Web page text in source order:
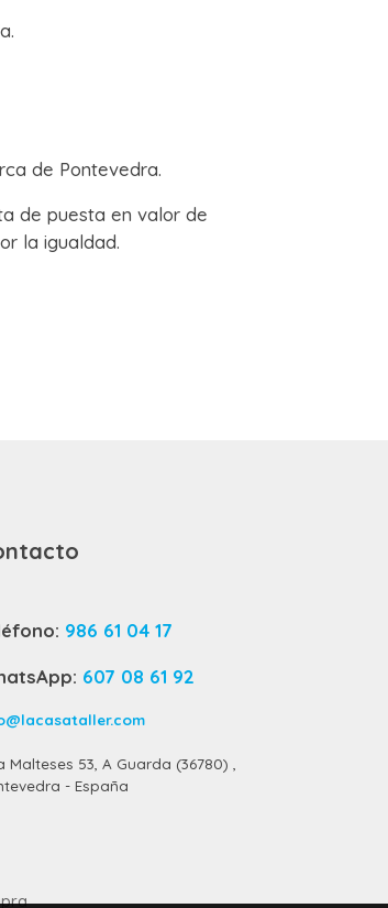
de Pontevedra.
de puesta en valor de
la igualdad.
986 61 04 17
607 08 61 92
Malteses 53, A Guarda (36780) ,
- España